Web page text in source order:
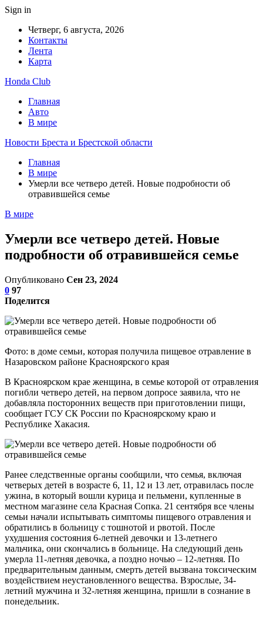
Sign in
Четверг, 6 августа, 2026
Контакты
Лента
Карта
Honda Club
Главная
Авто
В мире
Новости Бреста и Брестской области
Главная
В мире
Умерли все четверо детей. Новые подробности об
отравившейся семье
В мире
Умерли все четверо детей. Новые
подробности об отравившейся семье
Опубликовано Сен 23, 2024
0 97
Поделится
Фото: в доме семьи, которая получила пищевое отравление в
Назаровском районе Красноярского края
В Красноярском крае женщина, в семье которой от отравления
погибли четверо детей, на первом допросе заявила, что не
добавляла посторонних веществ при приготовлении пищи,
сообщает ГСУ СК России по Красноярскому краю и
Республике Хакасия.
Ранее следственные органы сообщили, что семья, включая
четверых детей в возрасте 6, 11, 12 и 13 лет, отравилась после
ужина, в который вошли курица и пельмени, купленные в
местном магазине села Красная Сопка. 21 сентября все члены
семьи начали испытывать симптомы пищевого отравления и
обратились в больницу с тошнотой и рвотой. После
ухудшения состояния 6-летней девочки и 13-летнего
мальчика, они скончались в больнице. На следующий день
умерла 11-летняя девочка, а поздно ночью – 12-летняя. По
предварительным данным, смерть детей вызвана токсическим
воздействием неустановленного вещества. Взрослые, 34-
летний мужчина и 32-летняя женщина, пришли в сознание в
понедельник.